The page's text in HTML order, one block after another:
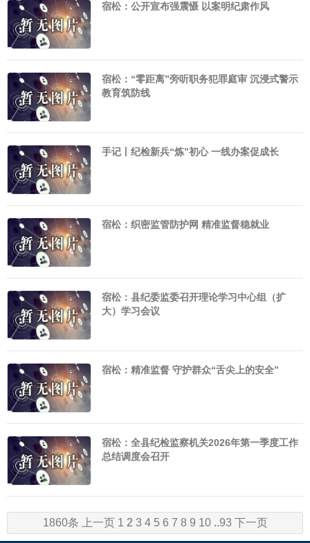
宿松：公开宣布强震慑 以案明纪肃作风
宿松：“零距离”旁听职务犯罪庭审 沉浸式警示
教育筑防线
手记丨纪检新兵“炼”初心 一线办案促成长
宿松：织密监管防护网 精准监督稳就业
宿松：县纪委监委召开理论学习中心组（扩
大）学习会议
宿松：精准监督 守护群众“舌尖上的安全”
宿松：全县纪检监察机关2026年第一季度工作
总结调度会召开
1860条 上一页 1 2 3 4 5 6 7 8 9 10..93 下一页